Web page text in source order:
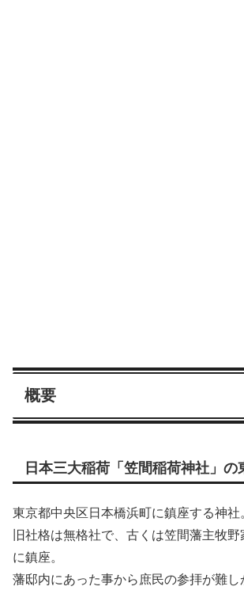
概要
日本三大稲荷「笠間稲荷神社」の
東京都中央区日本橋浜町に鎮座する神社
旧社格は無格社で、古くは笠間藩主牧
に鎮座。
藩邸内にあった事から庶民の参拝が難し